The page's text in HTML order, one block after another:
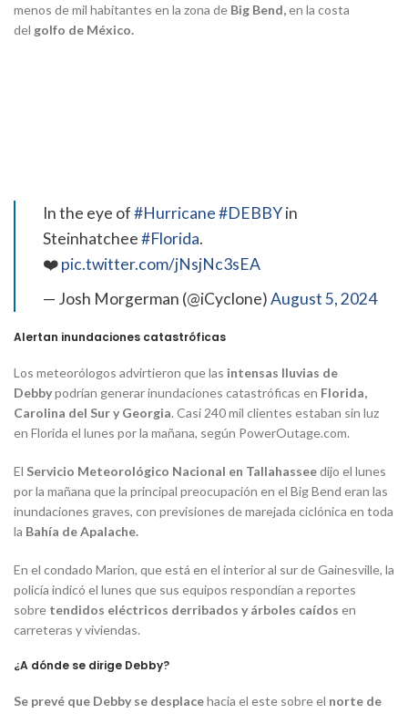
menos de mil habitantes en la zona de Big Bend,en la costa
del golfo de México.
In the eye of#Hurricane#DEBBYin
Steinhatchee#Florida.
❤️pic.twitter.com/jNsjNc3sEA
— Josh Morgerman (@iCyclone)August 5, 2024
Alertan inundaciones catastróficas
Los meteorólogos advirtieron que las intensas lluvias de
Debbypodrían generar inundaciones catastróficas en Florida,
Carolina del Sur y Georgia. Casi 240 mil clientes estaban sin luz
en Florida el lunes por la mañana, según PowerOutage.com.
El Servicio Meteorológico Nacional en Tallahasseedijo el lunes
por la mañana que la principal preocupación en el Big Bend eran las
inundaciones graves, con previsiones de marejada ciclónica en toda
la Bahía de Apalache.
En el condado Marion, que está en el interior al sur de Gainesville, la
policía indicó el lunes que sus equipos respondían a reportes
sobre tendidos eléctricos derribados y árboles caídos en
carreteras y viviendas.
¿A dónde se dirige Debby?
Se prevé que Debby se desplacehacia el este sobre el norte de